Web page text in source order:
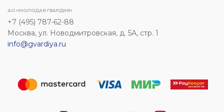
АО «МОЛОДАЯ ГВАРДИЯ»
+7 (495) 787-62-88
Москва, ул. Новодмитровская, д. 5А, стр. 1
info@gvardiya.ru